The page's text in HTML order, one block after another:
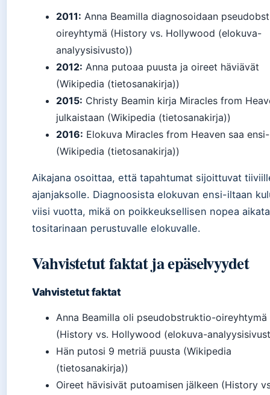
2011: Anna Beamilla diagnosoidaan
oireyhtymä (History vs. Hollywood (elokuva-
analyysisivusto))
2012: Anna putoaa puusta ja oireet häviävät
(Wikipedia (tietosanakirja))
2015: Christy Beamin kirja Miracles from
julkaistaan (Wikipedia (tietosanakirja))
2016: Elokuva Miracles from Heaven saa
(Wikipedia (tietosanakirja))
Aikajana osoittaa, että tapahtumat sijoittuvat
ajanjaksolle. Diagnoosista elokuvan ensi-iltaan
viisi vuotta, mikä on poikkeuksellisen nopea
tositarinaan perustuvalle elokuvalle.
Vahvistetut faktat ja epäselvyydet
Vahvistetut faktat
Anna Beamilla oli pseudobstruktio-oireyhtymä
(History vs. Hollywood (elokuva-
Hän putosi 9 metriä puusta (Wikipedia
(tietosanakirja))
Oireet hävisivät putoamisen jälkeen (History